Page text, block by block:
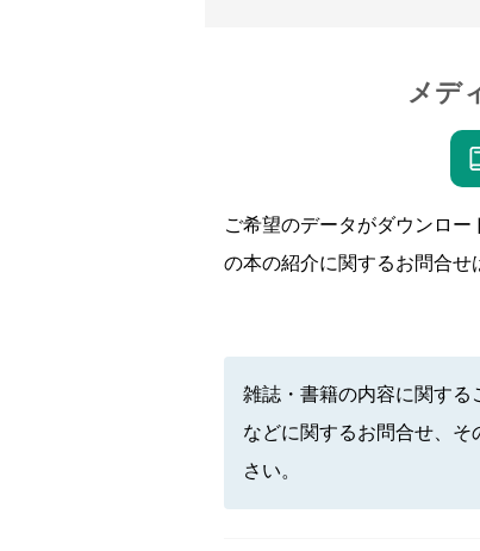
メデ
ご希望のデータがダウンロ
の本の紹介に関するお問合せ
雑誌・書籍の内容に関する
などに関するお問合せ、そ
さい。